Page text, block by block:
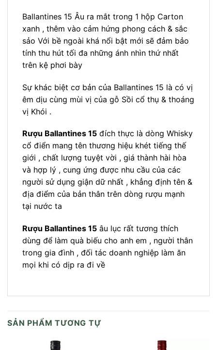
Ballantines 15 Âu ra mắt trong 1 hộp Carton
xanh , thêm vào cảm hứng phong cách & sắc
sảo Với bề ngoài khá nổi bật mới sẽ đảm bảo
tính thu hút tối đa những ánh nhìn thứ nhất
trên kệ phơi bày
Sự khác biệt cơ bản của Ballantines 15 là có vị
êm dịu cùng mùi vị của gỗ Sồi cổ thụ & thoáng
vị Khói .
Rượu Ballantines 15 đích thực là dòng Whisky
cổ điển mang tên thương hiệu khét tiếng thế
giới , chất lượng tuyệt vời , giá thành hài hòa
và hợp lý , cung ứng được nhu cầu của các
người sử dụng giận dữ nhất , khẳng định tên &
địa điểm của bản thân trên dòng rượu mạnh
tại nước ta
Rượu Ballantines 15 âu lục rất tương thích
dùng để làm quà biếu cho anh em , người thân
trong gia đình , đối tác doanh nghiệp làm ăn
mọi khi có dịp ra đi về
SẢN PHẨM TƯƠNG TỰ